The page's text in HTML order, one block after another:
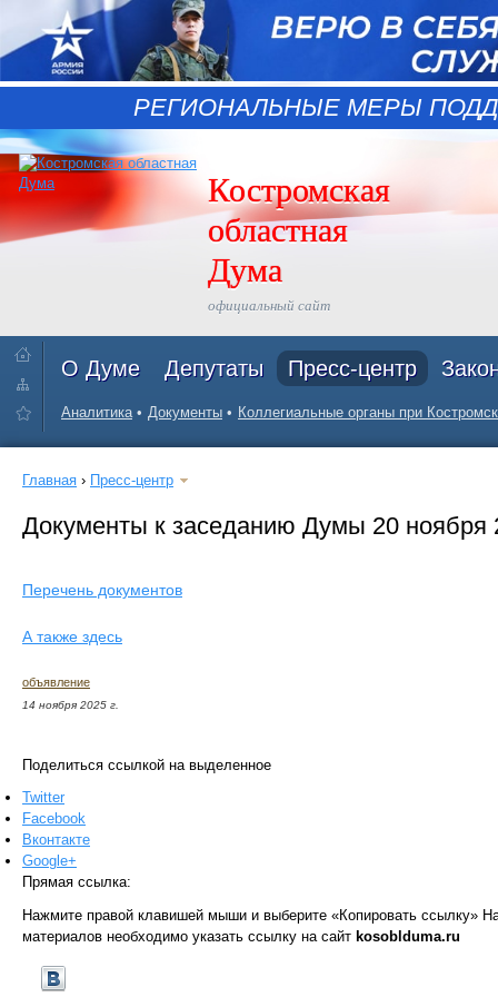
РЕГИОНАЛЬНЫЕ МЕРЫ
Костромская
областная
Дума
официальный сайт
О Думе Депутаты Пресс-центр
Аналитика Документы Коллегиальные органы при
Главная › Пресс-центр
Документы к заседанию Думы 20 ноября
Перечень документов
А также здесь
объявление
14 ноября 2025 г.
Поделиться ссылкой на выделенное
Twitter
Facebook
Вконтакте
Google+
Прямая ссылка:
Нажмите правой клавишей мыши и выберите «Копировать ссылку»
материалов необходимо указать ссылку на сайт kosoblduma.ru